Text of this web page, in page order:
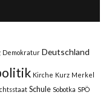
Demokratur Deutschland
Kirche Kurz Merkel
Schule Sobotka SPÖ